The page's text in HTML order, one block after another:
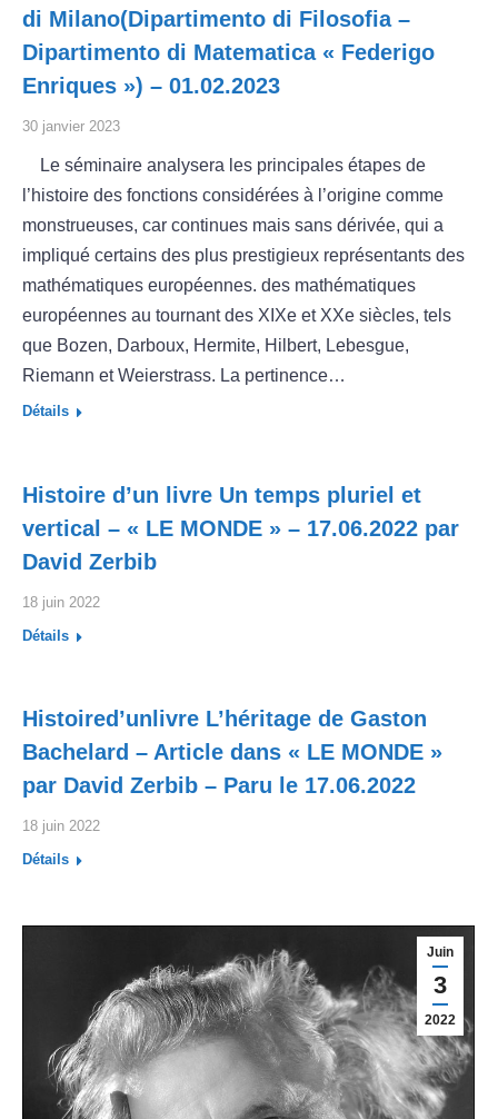
di Milano(Dipartimento di Filosofia –
Dipartimento di Matematica « Federigo
Enriques ») – 01.02.2023
30 janvier 2023
Le séminaire analysera les principales étapes de
l’histoire des fonctions considérées à l’origine comme
monstrueuses, car continues mais sans dérivée, qui a
impliqué certains des plus prestigieux représentants des
mathématiques européennes. des mathématiques
européennes au tournant des XIXe et XXe siècles, tels
que Bozen, Darboux, Hermite, Hilbert, Lebesgue,
Riemann et Weierstrass. La pertinence…
Détails
Histoire d’un livre Un temps pluriel et
vertical – « LE MONDE » – 17.06.2022 par
David Zerbib
18 juin 2022
Détails
Histoired’unlivre L’héritage de Gaston
Bachelard – Article dans « LE MONDE »
par David Zerbib – Paru le 17.06.2022
18 juin 2022
Détails
Juin
3
2022